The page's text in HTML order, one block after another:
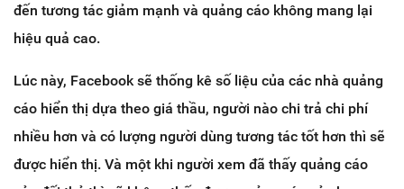
đến tương tác giảm mạnh và quảng cáo không mang lại
hiệu quả cao.
Lúc này, Facebook sẽ thống kê số liệu của các nhà quảng
cáo hiển thị dựa theo giá thầu, người nào chi trả chi phí
nhiều hơn và có lượng người dùng tương tác tốt hơn thì sẽ
được hiển thị. Và một khi người xem đã thấy quảng cáo